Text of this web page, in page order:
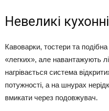
Невеликі
Кавоварки, тостери та
«легких», але навантажують
нагрівається система
потужності, а на шнурах
вмикати через подовжувач.